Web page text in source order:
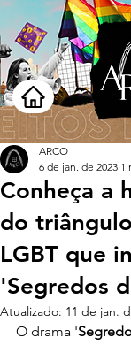
Conheça a
do
LGBT que
'Segredos
ARCO
6 de jan. de 2023 1
Atualizado: 11 de jan.
O drama '